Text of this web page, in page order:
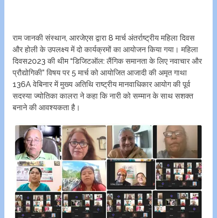
राम जानकी संस्थान, आरजेएस द्वारा 8 मार्च अंतर्राष्ट्रीय महिला दिवस
और होली के उपलक्ष्य में दो कार्यक्रमों का आयोजन किया गया। महिला
दिवस2023 की थीम “डिजिटऑल: लैंगिक समानता के लिए नवाचार और
प्रौद्योगिकी” विषय पर 5 मार्च को आयोजित आजादी की‌ अमृत गाथा
136A वेबिनार में मुख्य अतिथि राष्ट्रीय मानवाधिकार आयोग की पूर्व
सदस्या ज्योतिका कालरा ने कहा कि नारी को सम्मान के साथ सशक्त
बनाने की आवश्यकता है।